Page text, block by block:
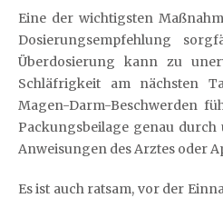
Eine der wichtigsten
Dosierungsempfehlung
Überdosierung kann zu
Schläfrigkeit am nächsten
Magen-Darm-Beschwerden
Packungsbeilage genau durch
Anweisungen des Arztes oder
Es ist auch ratsam, vor der